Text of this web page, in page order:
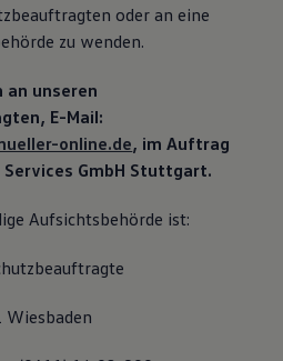
oder an eine
zu wenden.
an unseren
E-Mail:
online.de, im Auftrag
Services GmbH Stuttgart.
Aufsichtsbehörde ist: